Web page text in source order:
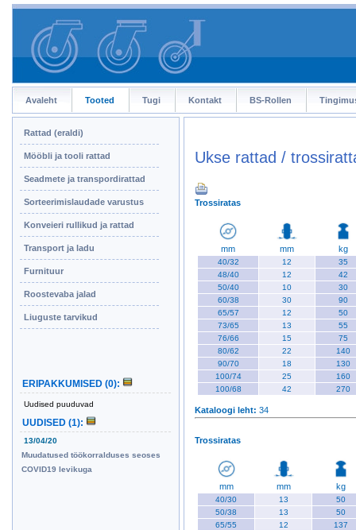
Avaleht Tooted Tugi Kontakt BS-Rollen
Ukse rattad /
Trossiratas
mm mm kg
40/32 12
35
48/40
12
42
50/40
10
30
60/38
30
90
65/57
12
50
73/65
13
55
76/66
15
75
80/62
22
140
90/70
18
130
100/74
25
160
100/68
42 270
Kataloogi leht: 34
Trossiratas
mm mm kg
40/30 13
50
50/38
13
50
65/55
12
137
Rattad (eraldi)
Mööbli ja tooli rattad
Seadmete ja transpordirattad
Sorteerimislaudade varustus
Konveieri rullikud ja rattad
Transport ja ladu
Furnituur
Roostevaba jalad
Liuguste tarvikud
ERIPAKKUMISED (0):
Uudised puuduvad
UUDISED (1):
13/04/20
Muudatused töökorralduses seoses
COVID19 levikuga